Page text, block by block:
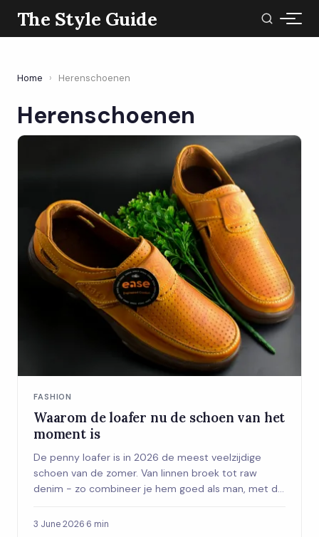
The Style Guide
Home › Herenschoenen
Herenschoenen
FASHION
Waarom de loafer nu de schoen van het
moment is
De penny loafer is in 2026 de meest veelzijdige
schoen van de zomer. Van linnen broek tot raw
denim - zo combineer je hem goed als man, met de
vraag opgelost.
3 June 2026·6 min